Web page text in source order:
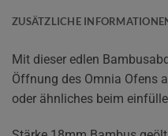
ZUSÄTZLICHE
Mit dieser edlen
Öffnung des Omnia Ofens
oder ähnliches beim